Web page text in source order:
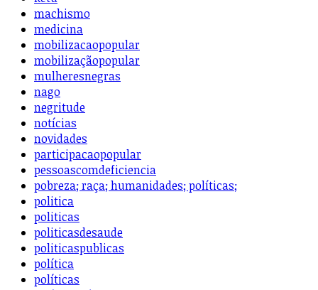
machismo
medicina
mobilizacaopopular
mobilizaçãopopular
mulheresnegras
nago
negritude
notícias
novidades
participacaopopular
pessoascomdeficiencia
pobreza; raça; humanidades; políticas;
politica
politicas
politicasdesaude
politicaspublicas
política
políticas